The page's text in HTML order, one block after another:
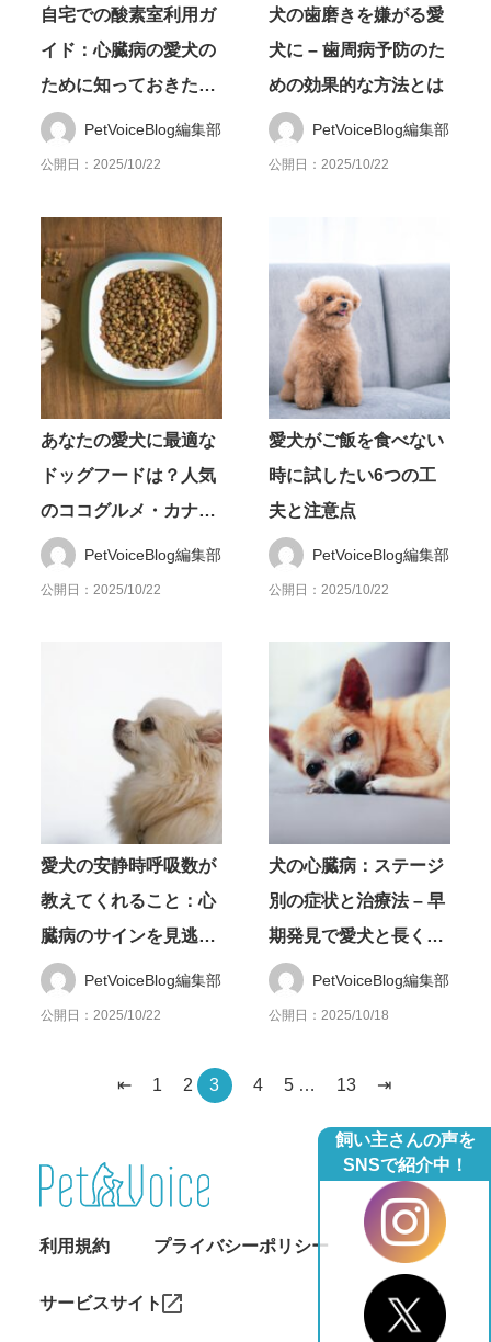
飼い主さんの声を
SNSで紹介中！
自宅での酸素室利用ガ
イド：心臓病の愛犬の
ために知っておきたい
こと
PetVoiceBlog編集部
公開日：2025/10/22
犬の歯磨きを嫌がる愛
犬に – 歯周病予防のた
めの効果的な方法とは
PetVoiceBlog編集部
公開日：2025/10/22
あなたの愛犬に最適な
ドッグフードは？人気
のココグルメ・カナガ
ン・アカナを比較
PetVoiceBlog編集部
公開日：2025/10/22
愛犬がご飯を食べない
時に試したい6つの工
夫と注意点
PetVoiceBlog編集部
公開日：2025/10/22
愛犬の安静時呼吸数が
教えてくれること：心
臓病のサインを見逃さ
ない日々の健康管理
PetVoiceBlog編集部
公開日：2025/10/22
犬の心臓病：ステージ
別の症状と治療法 – 早
期発見で愛犬と長く過
ごすための豆知識
PetVoiceBlog編集部
公開日：2025/10/18
⇤ 1 2 3 4 5 … 13 ⇥
利用規約 プライバシーポリシー
サービスサイト